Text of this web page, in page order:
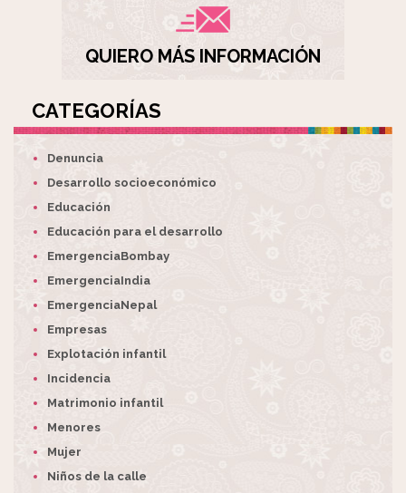
QUIERO MÁS INFORMACIÓN
CATEGORÍAS
Denuncia
Desarrollo socioeconómico
Educación
Educación para el desarrollo
EmergenciaBombay
EmergenciaIndia
EmergenciaNepal
Empresas
Explotación infantil
Incidencia
Matrimonio infantil
Menores
Mujer
Niños de la calle